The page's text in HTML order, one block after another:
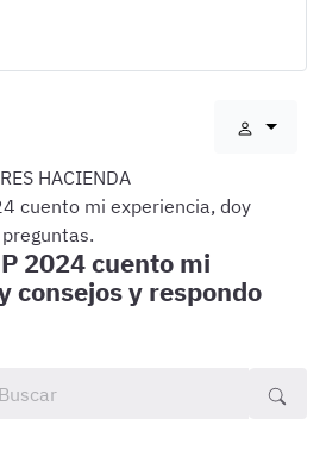
HACIENDA
cuento mi experiencia, doy
2024 cuento mi
consejos y respondo